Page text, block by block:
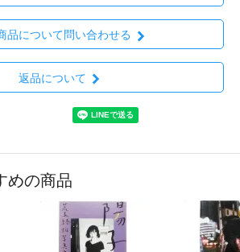
品について問い合わせる
返品について
めの商品